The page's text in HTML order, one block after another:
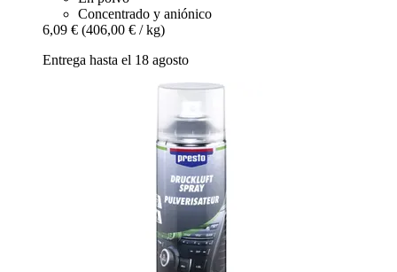
Concentrado y aniónico
6,09 € (406,00 € / kg)
Entrega hasta el 18 agosto